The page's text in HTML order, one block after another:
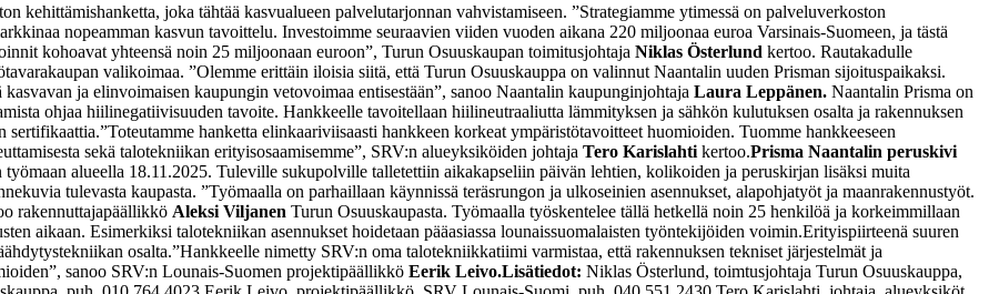
kehittämishanketta, joka tähtää kasvualueen palvelutarjonnan vahvistamiseen. ”Strategiamme ytimessä on palveluverkoston
nopeamman kasvun tavoittelu. Investoimme seuraavien viiden vuoden aikana 220 miljoonaa euroa Varsinais-Suomeen, ja tästä
kohoavat yhteensä noin 25 miljoonaan euroon”, Turun Osuuskaupan toimitusjohtaja Niklas Österlund kertoo. Rautakadulle
valikoimaa. ”Olemme erittäin iloisia siitä, että Turun Osuuskauppa on valinnut Naantalin uuden Prisman sijoituspaikaksi.
ja elinvoimaisen kaupungin vetovoimaa entisestään”, sanoo Naantalin kaupunginjohtaja Laura Leppänen. Naantalin Prisma on
ohjaa hiilinegatiivisuuden tavoite. Hankkeelle tavoitellaan hiilineutraaliutta lämmityksen ja sähkön kulutuksen osalta ja rakennuksen
sertifikaattia.”Toteutamme hanketta elinkaariviisaasti hankkeen korkeat ympäristötavoitteet huomioiden. Tuomme hankkeeseen
sekä talotekniikan erityisosaamisemme”, SRV:n alueyksiköiden johtaja Tero Karislahti kertoo.Prisma Naantalin peruskivi
alueella 18.11.2025. Tuleville sukupolville talletettiin aikakapseliin päivän lehtien, kolikoiden ja peruskirjan lisäksi muita
tulevasta kaupasta. ”Työmaalla on parhaillaan käynnissä teräsrungon ja ulkoseinien asennukset, alapohjatyöt ja maanrakennustyöt.
rakennuttajapäällikkö Aleksi Viljanen Turun Osuuskaupasta. Työmaalla työskentelee tällä hetkellä noin 25 henkilöä ja korkeimmillaan
aikaan. Esimerkiksi talotekniikan asennukset hoidetaan pääasiassa lounaissuomalaisten työntekijöiden voimin.Erityispiirteenä suuren
osalta.”Hankkeelle nimetty SRV:n oma talotekniikkatiimi varmistaa, että rakennuksen tekniset järjestelmät ja
sanoo SRV:n Lounais-Suomen projektipäällikkö Eerik Leivo.Lisätiedot: Niklas Österlund, toimtusjohtaja Turun Osuuskauppa,